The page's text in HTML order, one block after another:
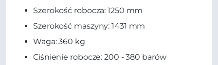
Szerokość robocza: 1250 mm
Szerokość maszyny: 1431 mm
Waga: 360 kg
Ciśnienie robocze: 200 - 380 barów